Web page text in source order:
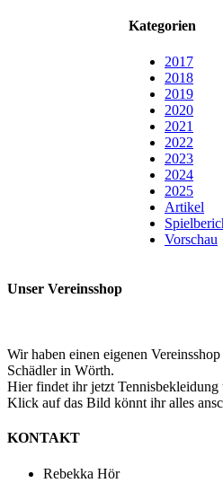
Kategorien
2017
2018
2019
2020
2021
2022
2023
2024
2025
Artikel
Vorschau
Unser Vereinsshop
Wir haben einen eigenen
Schädler in Wörth.
Hier findet ihr jetzt
Klick auf das Bild könnt ihr alles
KONTAKT
Rebekka Hör